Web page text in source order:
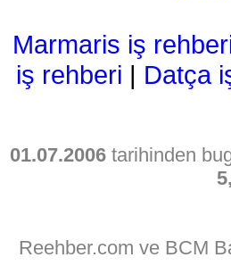
Marmaris iş
iş rehberi | Datça
01.07.2006 tarihinden
Reehber.com ve BCM